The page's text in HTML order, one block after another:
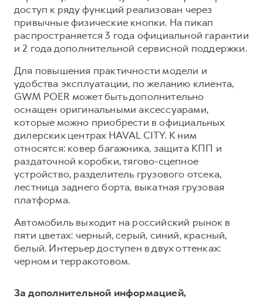
доступ к ряду функций реализован через
привычные физические кнопки. На пикап
распространяется 3 года официальной гарантии
и 2 года дополнительной сервисной поддержки.
Для повышения практичности модели и
удобства эксплуатации, по желанию клиента,
GWM POER может быть дополнительно
оснащен оригинальными аксессуарами,
которые можно приобрести в официальных
дилерских центрах HAVAL CITY. К ним
относятся: ковер багажника, защита КПП и
раздаточной коробки, тягово-сцепное
устройство, разделитель грузового отсека,
лестница заднего борта, выкатная грузовая
платформа.
Автомобиль выходит на российский рынок в
пяти цветах: черный, серый, синий, красный,
белый. Интерьер доступен в двух оттенках:
черном и терракотовом.
За дополнительной информацией,